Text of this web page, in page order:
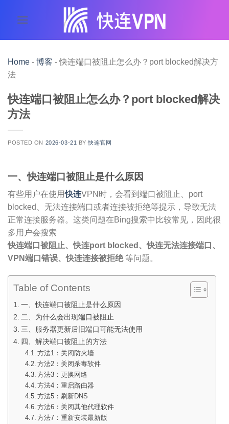
Home - 博客 -快连端口被阻止怎么办？port blocked解决方
法
快连端口被阻止怎么办？port blocked解决
方法
POSTED ON 2026-03-21 BY快连官网
一、快连端口被阻止是什么原因
有些用户在使用快连VPN时，会看到端口被阻止、port
blocked、无法连接端口或者连接被拒绝等提示，导致无法
正常连接服务器。这类问题在Bing搜索中比较常见，因此很
多用户会搜索
快连端口被阻止、快连port blocked、快连无法连接端口、
VPN端口错误、快连连接被拒绝等问题。
Table of Contents
一、快连端口被阻止是什么原因
二、为什么会出现端口被阻止
三、服务器更新后旧端口可能无法使用
四、解决端口被阻止的方法
方法1：关闭防火墙
方法2：关闭杀毒软件
方法3：更换网络
方法4：重启路由器
方法5：刷新DNS
方法6：关闭其他代理软件
方法7：重新安装最新版